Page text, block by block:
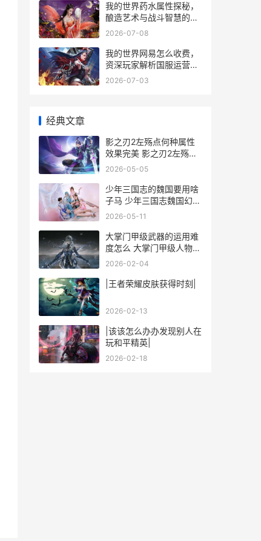
我的世界药水属性探秘，
酿造艺术与战斗智慧的融
合，副标题，一瓶药水中
2026-07-08
我的世界网易怎么收费，
资深玩家解析国服运营模
式
2026-07-03
经典文章
影之刃2左殇点何种属性
效果完美 影之刃2左殇觉
醒视频
2026-05-05
少年三国志的魏国要用啥
子马 少年三国志魏国幻金
武将那个好
2026-05-11
大掌门甲级武器的运用难
度怎么 大掌门甲级人物排
行
2026-02-04
|王者荣耀皮肤获得时刻|
2026-02-13
|该该怎么办办发现别人在
玩和平精英|
2026-02-18